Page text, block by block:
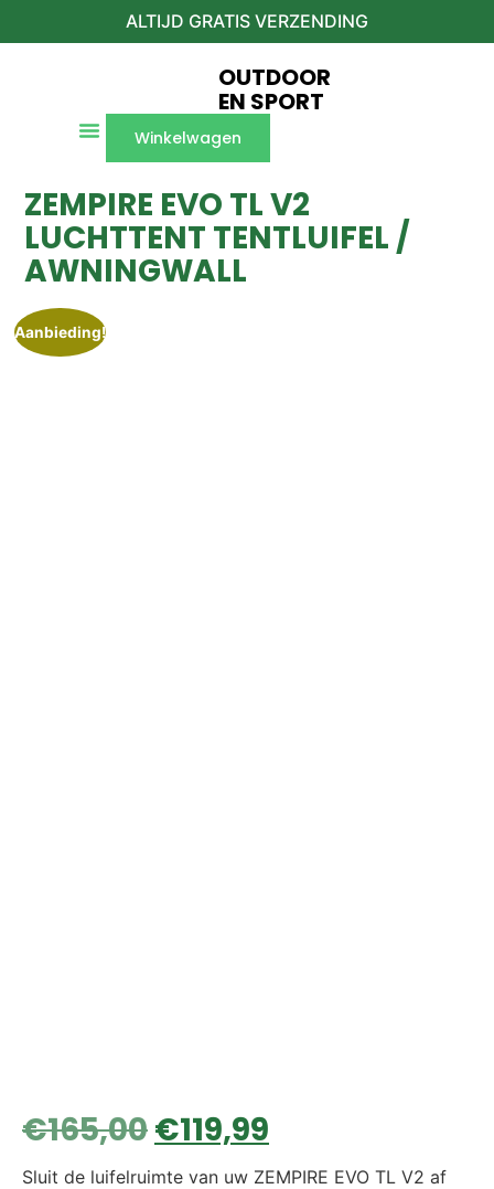
ALTIJD GRATIS VERZENDING
OUTDOOR
EN SPORT
Winkelwagen
ZEMPIRE EVO TL V2
LUCHTTENT TENTLUIFEL /
AWNINGWALL
Aanbieding!
€165,00€119,99
Sluit de luifelruimte van uw ZEMPIRE EVO TL V2 af